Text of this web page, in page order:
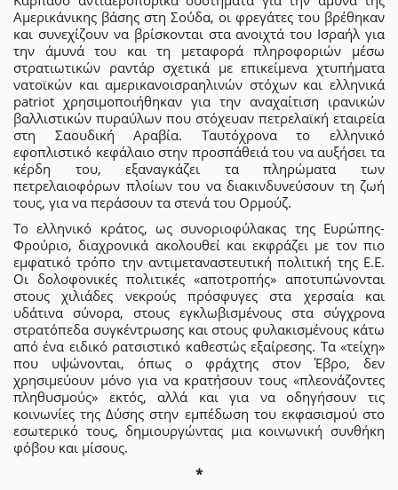
Αμερικάνικης βάσης στη Σούδα, οι φρεγάτες του βρέθηκαν
και συνεχίζουν να βρίσκονται στα ανοιχτά του Ισραήλ για
την άμυνά του και τη μεταφορά πληροφοριών μέσω
στρατιωτικών ραντάρ σχετικά με επικείμενα χτυπήματα
νατοϊκών και αμερικανοισραηλινών στόχων και ελληνικά
patriot χρησιμοποιήθηκαν για την αναχαίτιση ιρανικών
βαλλιστικών πυραύλων που στόχευαν πετρελαϊκή εταιρεία
στη Σαουδική Αραβία. Ταυτόχρονα το ελληνικό
εφοπλιστικό κεφάλαιο στην προσπάθειά του να αυξήσει τα
κέρδη του, εξαναγκάζει τα πληρώματα των
πετρελαιοφόρων πλοίων του να διακινδυνεύσουν τη ζωή
τους, για να περάσουν τα στενά του Ορμούζ.
Το ελληνικό κράτος, ως συνοριοφύλακας της Ευρώπης-
Φρούριο, διαχρονικά ακολουθεί και εκφράζει με τον πιο
εμφατικό τρόπο την αντιμεταναστευτική πολιτική της Ε.Ε.
Οι δολοφονικές πολιτικές «αποτροπής» αποτυπώνονται
στους χιλιάδες νεκρούς πρόσφυγες στα χερσαία και
υδάτινα σύνορα, στους εγκλωβισμένους στα σύγχρονα
στρατόπεδα συγκέντρωσης και στους φυλακισμένους κάτω
από ένα ειδικό ρατσιστικό καθεστώς εξαίρεσης. Τα «τείχη»
που υψώνονται, όπως ο φράχτης στον Έβρο, δεν
χρησιμεύουν μόνο για να κρατήσουν τους «πλεονάζοντες
πληθυσμούς» εκτός, αλλά και για να οδηγήσουν τις
κοινωνίες της Δύσης στην εμπέδωση του εκφασισμού στο
εσωτερικό τους, δημιουργώντας μια κοινωνική συνθήκη
φόβου και μίσους.
*